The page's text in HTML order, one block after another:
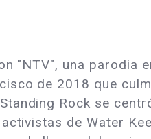
"NTV", una parodia
de 2018 que
Rock se
de Water